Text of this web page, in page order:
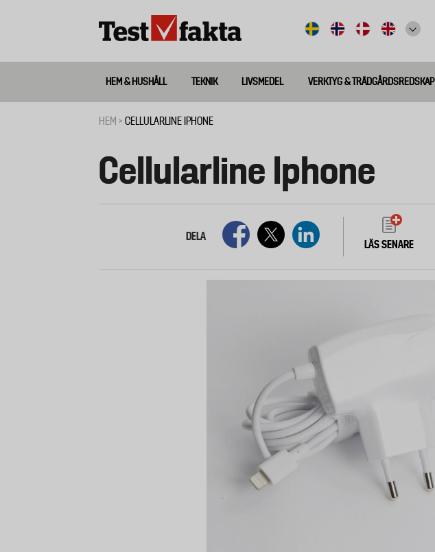
Huvudmeny
ny
HEM & HUSHÅLL TEKNIK LIVSMEDEL VERKTYG & TRÄDGÅRDSREDSKAP
HEM CELLULARLINE IPHONE
Cellularline Iphone
DELA
LÄS SENARE